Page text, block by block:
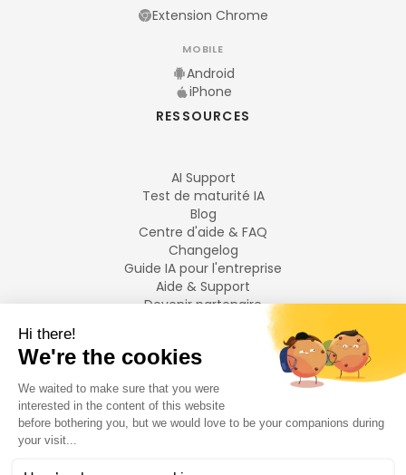
Extension Chrome
MOBILE
Android
iPhone
RESSOURCES
AI Support
Test de maturité IA
Blog
Centre d'aide & FAQ
Changelog
Guide IA pour l'entreprise
Aide & Support
Devenir partenaire
LANGUES
Français
English